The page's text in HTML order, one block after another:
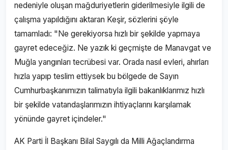
nedeniyle oluşan mağduriyetlerin giderilmesiyle ilgili de
çalışma yapıldığını aktaran Keşir, sözlerini şöyle
tamamladı: "Ne gerekiyorsa hızlı bir şekilde yapmaya
gayret edeceğiz. Ne yazık ki geçmişte de Manavgat ve
Muğla yangınları tecrübesi var. Orada nasıl evleri, ahırları
hızla yapıp teslim ettiysek bu bölgede de Sayın
Cumhurbaşkanımızın talimatıyla ilgili bakanlıklarımız hızlı
bir şekilde vatandaşlarımızın ihtiyaçlarını karşılamak
yönünde gayret içindeler."
AK Parti İl Başkanı Bilal Saygılı da Milli Ağaçlandırma